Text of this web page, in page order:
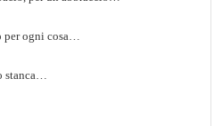
ogni cosa…
stanca…